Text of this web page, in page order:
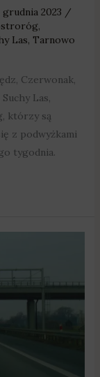
grudnia 2023 /
,
Las, Tarnowo
Czerwonak,
Las,
którzy są
z podwyżkami
tygodnia.